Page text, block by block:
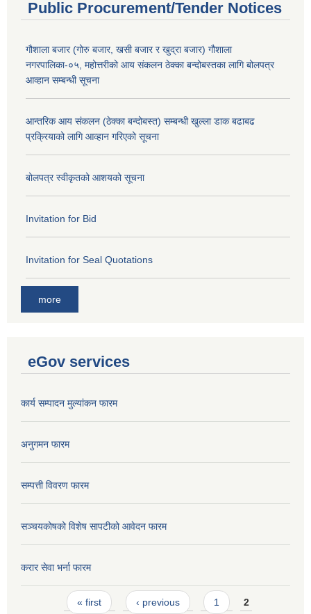
Public Procurement/Tender Notices
गौशाला बजार (गोरु बजार, खसी बजार र खुद्रा बजार) गौशाला
नगरपालिका-०५, महोत्तरीको आय संकलन ठेक्का बन्दोबस्तका लागि बोलपत्र
आव्हान सम्बन्धी सूचना
आन्तरिक आय संकलन (ठेक्का बन्दोबस्त) सम्बन्धी खुल्ला डाक बढाबढ
प्रक्रियाको लागि आव्हान गरिएको सूचना
बोलपत्र स्वीकृतको आशयको सूचना
Invitation for Bid
Invitation for Seal Quotations
more
eGov services
कार्य सम्पादन मुल्यांकन फारम
अनुगमन फारम
सम्पत्ती विवरण फारम
सञ्चयकोषको विशेष सापटीको आवेदन फारम
करार सेवा भर्ना फारम
Pages« first ‹ previous 1 2